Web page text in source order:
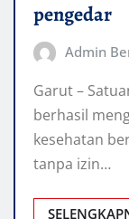
pengedar
Admin
Garut –
berhasil
kesehatan
tanpa izin…